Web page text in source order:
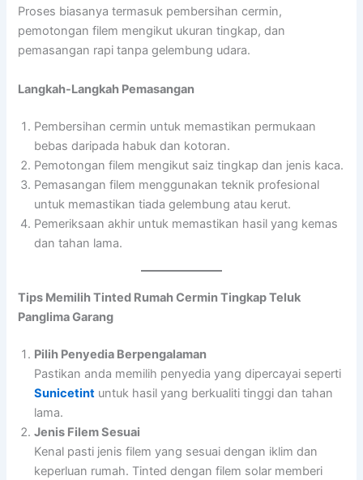
Proses biasanya termasuk pembersihan cermin,
pemotongan filem mengikut ukuran tingkap, dan
pemasangan rapi tanpa gelembung udara.
Langkah-Langkah Pemasangan
Pembersihan cermin untuk memastikan permukaan
bebas daripada habuk dan kotoran.
Pemotongan filem mengikut saiz tingkap dan jenis kaca.
Pemasangan filem menggunakan teknik profesional
untuk memastikan tiada gelembung atau kerut.
Pemeriksaan akhir untuk memastikan hasil yang kemas
dan tahan lama.
Tips Memilih Tinted Rumah Cermin Tingkap Teluk
Panglima Garang
Pilih Penyedia Berpengalaman
Pastikan anda memilih penyedia yang dipercayai seperti
Sunicetint untuk hasil yang berkualiti tinggi dan tahan
lama.
Jenis Filem Sesuai
Kenal pasti jenis filem yang sesuai dengan iklim dan
keperluan rumah. Tinted dengan filem solar memberi